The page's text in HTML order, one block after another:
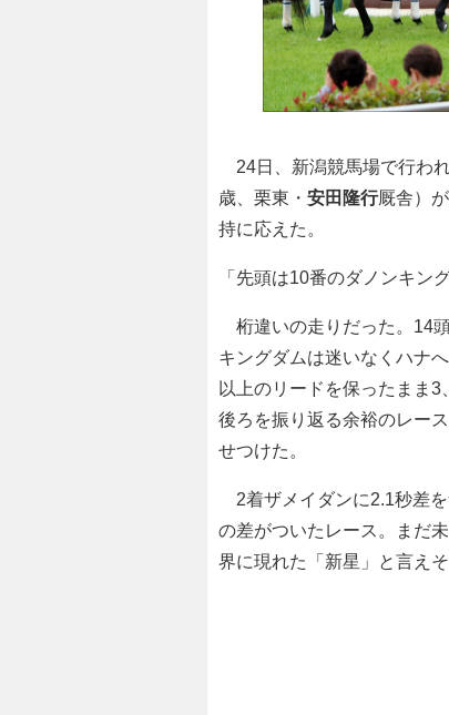
24日、新潟競馬場で行わ
歳、栗東・ 安田隆行厩舎）
持に応えた。
「先頭は10番のダノンキン
桁違いの走りだった。14
キングダムは迷いなくハナ
以上のリードを保ったまま
後ろを振り返る余裕のレー
せつけた。
2着ザメイダンに2.1秒差
の差がついたレース。まだ
界に現れた「新星」と言えそ